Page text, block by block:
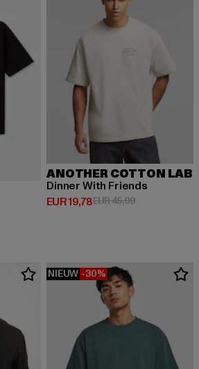
ANOTHER COTTON LAB
Dinner With Friends
EUR 19,78
Huidige prijs: EUR 19,78
EUR 45,99Actieprijs:
NIEUW -30%